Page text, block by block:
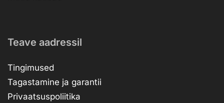
Teave aadressil
Tingimused
Tagastamine ja garantii
Privaatsuspoliitika